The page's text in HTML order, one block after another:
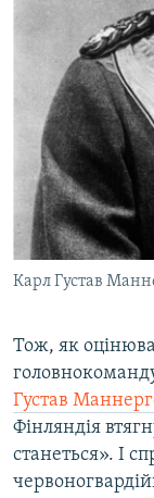
Карл Густав
Тож, як
Густав
Фінляндія
станеться». І